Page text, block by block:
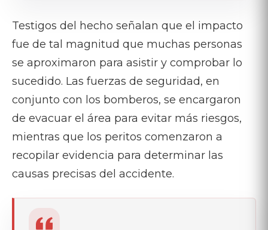
Testigos del hecho señalan que el impacto
fue de tal magnitud que muchas personas
se aproximaron para asistir y comprobar lo
sucedido. Las fuerzas de seguridad, en
conjunto con los bomberos, se encargaron
de evacuar el área para evitar más riesgos,
mientras que los peritos comenzaron a
recopilar evidencia para determinar las
causas precisas del accidente.